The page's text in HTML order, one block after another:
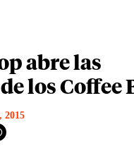
abre las
los Coffee
2015